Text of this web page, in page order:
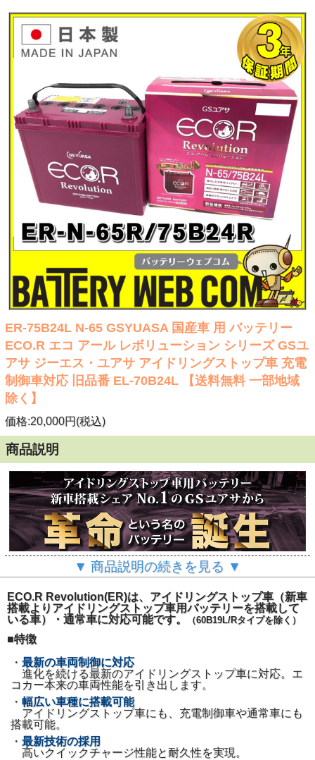
ER-75B24L N-65 GSYUASA 国産車 用 バッテリー
ECO.R エコ アール レボリューション シリーズ GSユ
アサ ジーエス・ユアサ アイドリングストップ車 充電
制御車対応 旧品番 EL-70B24L 【送料無料 一部地域
除く】
価格:20,000円(税込)
商品説明
▼ 商品説明の続きを見る ▼
ECO.R Revolution(ER)は、アイドリングストップ車（新車
搭載よりアイドリングストップ車用バッテリーを搭載して
いる車）・通常車に対応可能です。
（60B19L/Rタイプを除く）
■特徴
・ 最新の車両制御に対応
進化を続ける最新のアイドリングストップ車に対応。エ
コカー本来の車両性能を引き出します。
・ 幅広い車種に搭載可能
アイドリングストップ車にも、充電制御車や通常車にも
搭載可能。
・ 最新技術の採用
高いクイックチャージ性能と耐久性を実現。